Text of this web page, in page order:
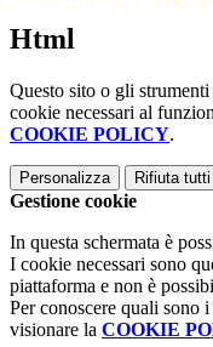
Html
Questo sito o gli
cookie necessari al
COOKIE POLICY.
Personalizza Rifiuta tutti
Gestione cookie
In questa schermata è
I cookie necessari sono
piattaforma e non è
Per conoscere quali sono
visionare la COOKIE